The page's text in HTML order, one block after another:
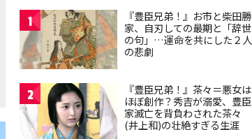
1
『豊臣兄弟！』お市と柴田勝
家、自刃しての最期と「辞世
の句」…運命を共にした２人
の悲劇
2
『豊臣兄弟！』茶々＝悪女は
ほぼ創作？秀吉が溺愛、豊臣
家滅亡を背負わされた茶々
(井上和)の壮絶すぎる生涯